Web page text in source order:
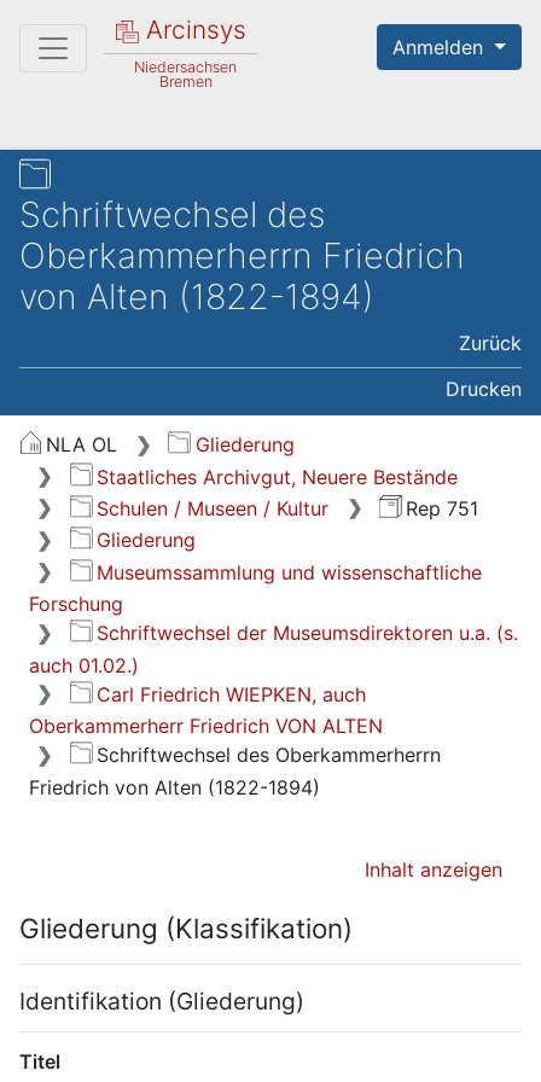
Arcinsys
Niedersachsen
Bremen
Anmelden
Schriftwechsel des
Oberkammerherrn Friedrich
von Alten (1822-1894)
Zurück
Drucken
NLA OL
Gliederung
Staatliches Archivgut, Neuere Bestände
Schulen / Museen / Kultur
Rep 751
Gliederung
Museumssammlung und wissenschaftliche
Forschung
Schriftwechsel der Museumsdirektoren u.a. (s.
auch 01.02.)
Carl Friedrich WIEPKEN, auch
Oberkammerherr Friedrich VON ALTEN
Schriftwechsel des Oberkammerherrn
Friedrich von Alten (1822-1894)
Inhalt anzeigen
Gliederung (Klassifikation)
Identifikation (Gliederung)
Titel